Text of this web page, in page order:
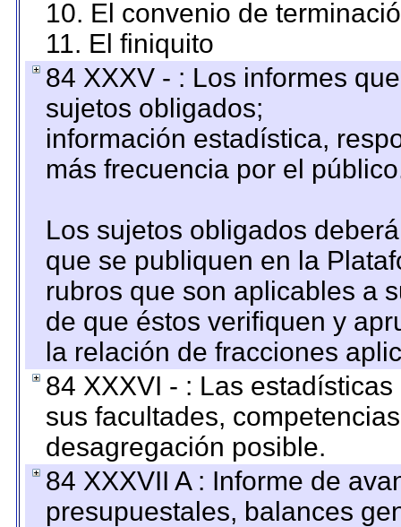
10. El convenio de
11. El finiquito
84 XXXV - : Los informes
sujetos obligados;
información estadística,
más frecuencia por el
Los sujetos obligados
que se publiquen en la
rubros que son aplicables a
de que éstos verifiquen y
la relación de fracciones
84 XXXVI - : Las
sus facultades,
desagregación posible.
84 XXXVII A : Informe de
presupuestales, balances